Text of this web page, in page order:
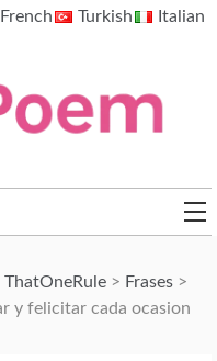
French Turkish Italian
ThatOneRule> Frases>
y felicitar cada ocasion